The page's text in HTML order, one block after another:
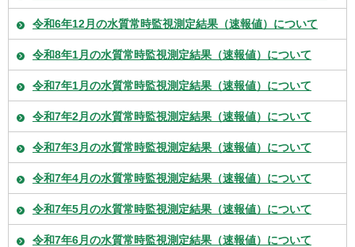
令和6年12月の水質常時監視測定結果（速報値）について
令和8年1月の水質常時監視測定結果（速報値）について
令和7年1月の水質常時監視測定結果（速報値）について
令和7年2月の水質常時監視測定結果（速報値）について
令和7年3月の水質常時監視測定結果（速報値）について
令和7年4月の水質常時監視測定結果（速報値）について
令和7年5月の水質常時監視測定結果（速報値）について
令和7年6月の水質常時監視測定結果（速報値）について